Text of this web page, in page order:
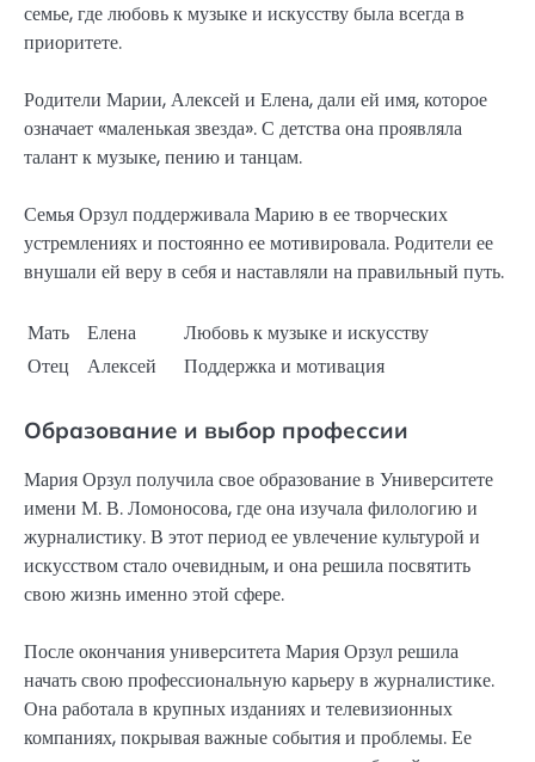
семье, где любовь к музыке и искусству была всегда в
приоритете.
Родители Марии, Алексей и Елена, дали ей имя, которое
означает «маленькая звезда». С детства она проявляла
талант к музыке, пению и танцам.
Семья Орзул поддерживала Марию в ее творческих
устремлениях и постоянно ее мотивировала. Родители ее
внушали ей веру в себя и наставляли на правильный путь.
Мать Елена
Любовь к музыке и искусству
Отец
Алексей Поддержка и мотивация
Образование и выбор профессии
Мария Орзул получила свое образование в Университете
имени М. В. Ломоносова, где она изучала филологию и
журналистику. В этот период ее увлечение культурой и
искусством стало очевидным, и она решила посвятить
свою жизнь именно этой сфере.
После окончания университета Мария Орзул решила
начать свою профессиональную карьеру в журналистике.
Она работала в крупных изданиях и телевизионных
компаниях, покрывая важные события и проблемы. Ее